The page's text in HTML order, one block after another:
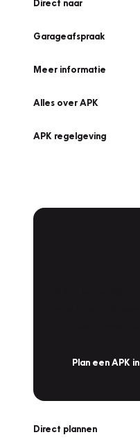
Direct naar
Garageafspraak
Meer informatie
Alles over APK
APK regelgeving
Plan een APK in
Direct plannen